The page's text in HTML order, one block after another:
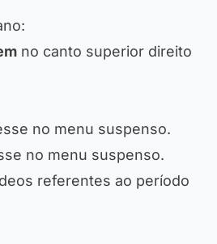
no canto superior direito
no menu suspenso.
no menu suspenso.
referentes ao período